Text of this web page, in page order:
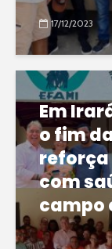
17/12/2023
Em
o fim
com
campo